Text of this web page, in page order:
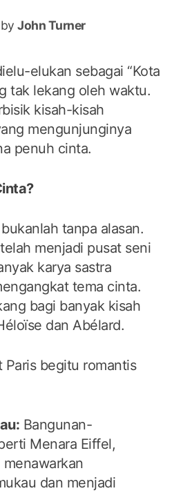
John Turner
elukan sebagai “Kota
tak lekang oleh waktu.
kisah-kisah
mengunjunginya
penuh cinta.
tanpa alasan.
menjadi pusat seni
karya sastra
tema cinta.
bagi banyak kisah
dan Abélard.
begitu romantis
Bangunan-
Menara Eiffel,
dan menjadi